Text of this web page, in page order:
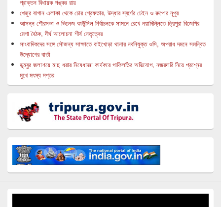
প্রাক্তন বিধায়ক শঙ্কর রায়
খেজুর বাগান এলাকা থেকে চোর গ্রেফতার, উদ্ধার স্বর্ণের চেইন ও রুপোর নূপুর
আসন্ন পৌরসভা ও ভিলেজ কাউন্সিল নির্বাচনকে সামনে রেখে নয়াদিল্লিতে ত্রিপুরা বিজেপির
মেগা বৈঠক, দীর্ঘ আলোচনা শীর্ষ নেতৃত্বের
সাংবাদিকদের সঙ্গে সৌজন্য সাক্ষাতে বাইখোড়া থানার নবনিযুক্ত ওসি, অপরাধ দমনে সমন্বিত
উদ্যোগের বার্তা
ডুম্বুর জলাশয়ে মাছ ধরার নিষেধাজ্ঞা কার্যকরে গাফিলতির অভিযোগ, নজরদারি নিয়ে প্রশ্নের
মুখে মৎস্য দপ্তর